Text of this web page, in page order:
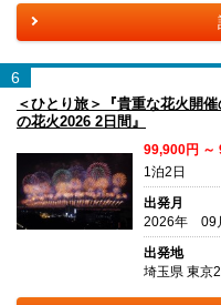
6
＜ひとり旅＞『貴重な花火開
の花火2026 2日間』
99,900円 ～
1泊2日
出発月
2026年 09
出発地
埼玉県 東京